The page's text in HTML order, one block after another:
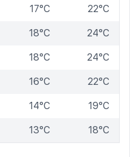
17°C 22°C
18°C 24°C
18°C 24°C
16°C 22°C
14°C 19°C
13°C 18°C